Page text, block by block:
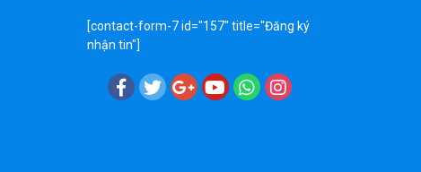
[contact-form-7 id="157" title="Đăng ký
nhận tin"]